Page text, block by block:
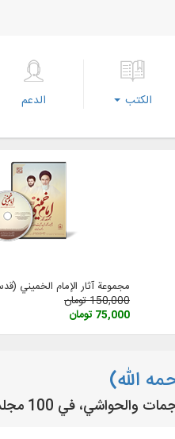
الكتب الدعم
مجموعة آثار الإمام الخميني
150,000 تومان
75,000 تومان
الله)
المتعلقة بالحكيم ابن سينا (بو علي سينا).